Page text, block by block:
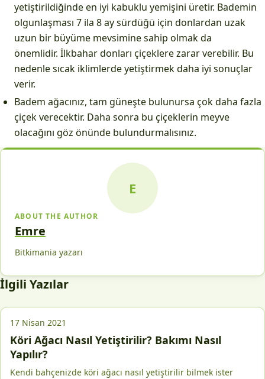
yetiştirildiğinde en iyi kabuklu yemişini üretir. Bademin
olgunlaşması 7 ila 8 ay sürdüğü için donlardan uzak
uzun bir büyüme mevsimine sahip olmak da
önemlidir. İlkbahar donları çiçeklere zarar verebilir. Bu
nedenle sıcak iklimlerde yetiştirmek daha iyi sonuçlar
verir.
Badem ağacınız, tam güneşte bulunursa çok daha fazla
çiçek verecektir. Daha sonra bu çiçeklerin meyve
olacağını göz önünde bulundurmalısınız.
E
ABOUT THE AUTHOR
Emre
Bitkimania yazarı
İlgili Yazılar
17 Nisan 2021
Köri Ağacı Nasıl Yetiştirilir? Bakımı Nasıl
Yapılır?
Kendi bahçenizde köri ağacı nasıl yetiştirilir bilmek ister